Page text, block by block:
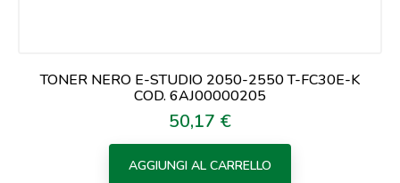
TONER NERO E-STUDIO 2050-2550 T-FC30E-K
COD. 6AJ00000205
Prezzo
50,17 €
AGGIUNGI AL CARRELLO